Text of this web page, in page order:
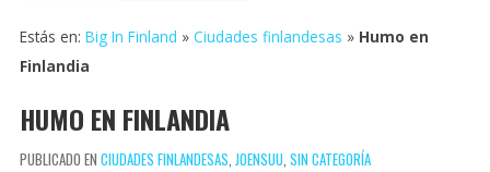
Estás en: Big In Finland » Ciudades finlandesas » Humo en
Finlandia
HUMO EN FINLANDIA
PUBLICADO EN CIUDADES FINLANDESAS JOENSUU SIN CATEGORÍA